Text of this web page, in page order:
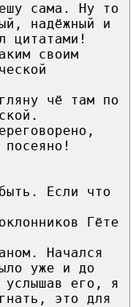
сама. Ну то
надёжный и
цитатами!
своим
чё там по
Если что
Гёте
Начался
уже и до
услышав его, я
это для